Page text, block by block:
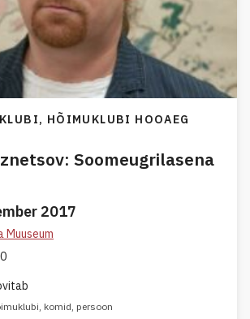
HÕIMUKLUBI HOOAEG
Soomeugrilasena
2017
Muuseum
komid persoon